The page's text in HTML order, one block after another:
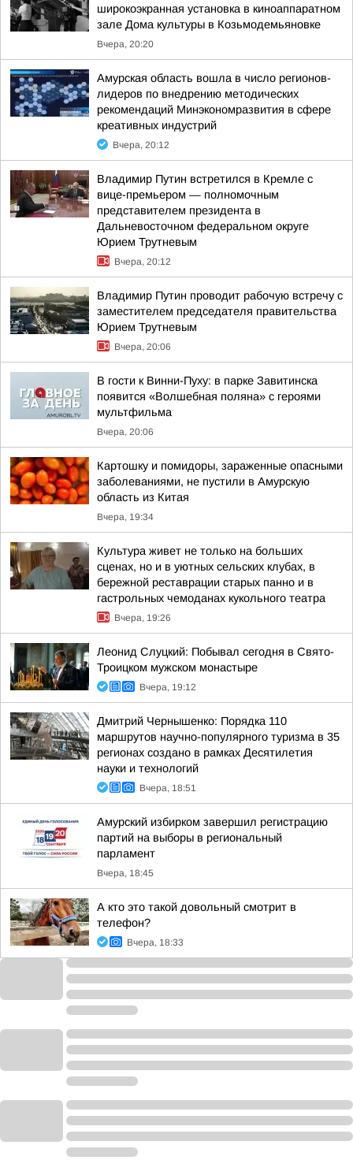
широкоэкранная установка в киноаппаратном
зале Дома культуры в Козьмодемьяновке
Вчера, 20:20
Амурская область вошла в число регионов-
лидеров по внедрению методических
рекомендаций Минэкономразвития в сфере
креативных индустрий
Вчера, 20:12
Владимир Путин встретился в Кремле с
вице-премьером — полномочным
представителем президента в
Дальневосточном федеральном округе
Юрием Трутневым
Вчера, 20:12
Владимир Путин проводит рабочую встречу с
заместителем председателя правительства
Юрием Трутневым
Вчера, 20:06
В гости к Винни-Пуху: в парке Завитинска
появится «Волшебная поляна» с героями
мультфильма
Вчера, 20:06
Картошку и помидоры, зараженные опасными
заболеваниями, не пустили в Амурскую
область из Китая
Вчера, 19:34
Культура живет не только на больших
сценах, но и в уютных сельских клубах, в
бережной реставрации старых панно и в
гастрольных чемоданах кукольного театра
Вчера, 19:26
Леонид Слуцкий: Побывал сегодня в Свято-
Троицком мужском монастыре
Вчера, 19:12
Дмитрий Чернышенко: Порядка 110
маршрутов научно-популярного туризма в 35
регионах создано в рамках Десятилетия
науки и технологий
Вчера, 18:51
Амурский избирком завершил регистрацию
партий на выборы в региональный
парламент
Вчера, 18:45
А кто это такой довольный смотрит в
телефон?
Вчера, 18:33